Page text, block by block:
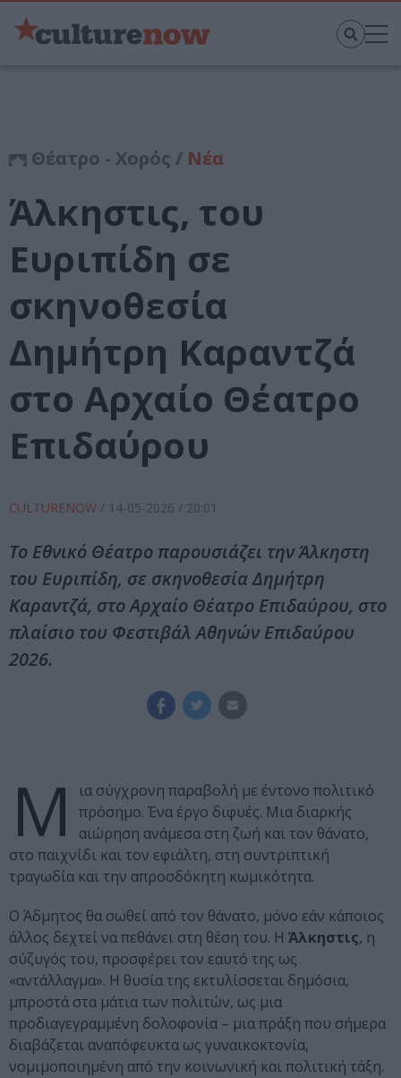
Θέατρο - Χορός / Νέα
Άλκηστις, του
Ευριπίδη σε
σκηνοθεσία
Δημήτρη Καραντζά
στο Αρχαίο Θέατρο
Επιδαύρου
CULTURENOW / 14-05-2026 / 20:01
Το Εθνικό Θέατρο παρουσιάζει την Άλκηστη
του Ευριπίδη, σε σκηνοθεσία Δημήτρη
Καραντζά, στο Αρχαίο Θέατρο Επιδαύρου, στο
πλαίσιο του Φεστιβάλ Αθηνών Επιδαύρου
2026.
Μ
ια σύγχρονη παραβολή με έντονο πολιτικό
πρόσημο. Ένα έργο διφυές. Μια διαρκής
αιώρηση ανάμεσα στη ζωή και τον θάνατο,
στο παιχνίδι και τον εφιάλτη, στη συντριπτική
τραγωδία και την απροσδόκητη κωμικότητα.
Ο Άδμητος θα σωθεί από τον θάνατο, μόνο εάν κάποιος
άλλος δεχτεί να πεθάνει στη θέση του. Η Άλκηστις, η
σύζυγός του, προσφέρει τον εαυτό της ως
«αντάλλαγμα». Η θυσία της εκτυλίσσεται δημόσια,
μπροστά στα μάτια των πολιτών, ως μια
προδιαγεγραμμένη δολοφονία – μια πράξη που σήμερα
διαβάζεται αναπόφευκτα ως γυναικοκτονία,
νομιμοποιημένη από την κοινωνική και πολιτική τάξη.